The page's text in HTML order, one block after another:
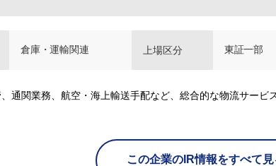
倉庫・運輸関連 上場区分 東証一部
通関業務、航空・海上輸送手配など、総合的な物流サービ
この企業のIR情報をすべて見